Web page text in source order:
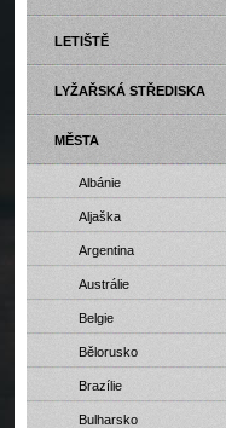
LETIŠTĚ
LYŽAŘSKÁ STŘEDISKA
MĚSTA
Albánie
Aljaška
Argentina
Austrálie
Belgie
Bělorusko
Brazílie
Bulharsko